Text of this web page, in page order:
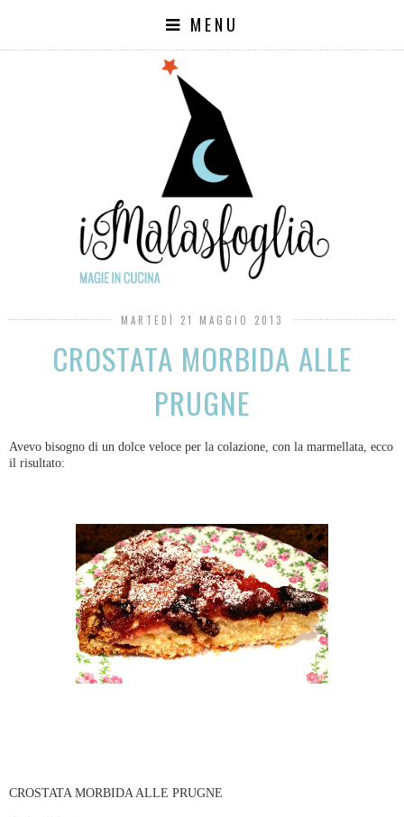
MENU
MARTEDÌ 21 MAGGIO 2013
CROSTATA MORBIDA ALLE
PRUGNE
Avevo bisogno di un dolce veloce per la colazione, con la marmellata, ecco
il risultato:
CROSTATA MORBIDA ALLE PRUGNE